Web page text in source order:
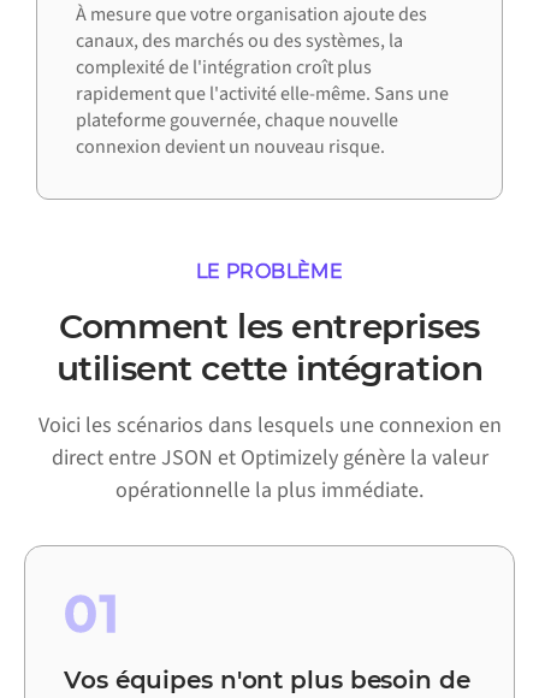
À mesure que votre organisation ajoute des
canaux, des marchés ou des systèmes, la
complexité de l'intégration croît plus
rapidement que l'activité elle-même. Sans une
plateforme gouvernée, chaque nouvelle
connexion devient un nouveau risque.
LE PROBLÈME
Comment les entreprises
utilisent cette intégration
Voici les scénarios dans lesquels une connexion en
direct entre JSON et Optimizely génère la valeur
opérationnelle la plus immédiate.
01
Vos équipes n'ont plus besoin de